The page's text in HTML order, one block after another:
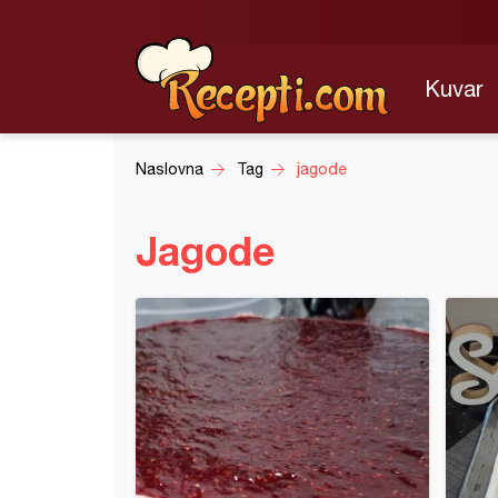
Kuvar
Naslovna Tag jagode
Jagode